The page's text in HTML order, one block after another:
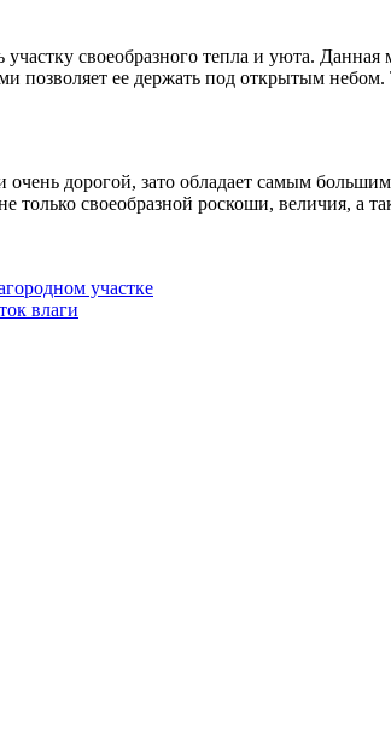
своеобразного тепла и уюта.
ее держать под открытым
дорогой, зато обладает самым
только своеобразной роскоши, величия,
участке
влаги